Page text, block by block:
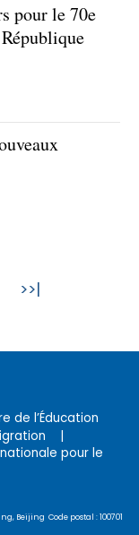
pour le 70e
>>|
de l’Éducation
pour le
Beijing Code postal : 100701